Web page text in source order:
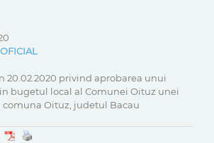
20.02.2020 privind aprobarea unui
bugetul local al Comunei Oituz unei
Oituz, judetul Bacau